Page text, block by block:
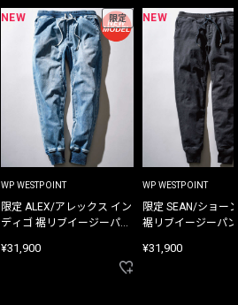
NEW 限定
WP WESTPOINT
限定 ALEX/アレックス イン
ディゴ 裾リブイージーパン
¥31,900
NEW
WP WESTPOINT
限定 SEAN/ショー
裾リブイージーパ
¥31,900